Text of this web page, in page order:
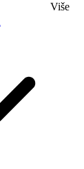
Više